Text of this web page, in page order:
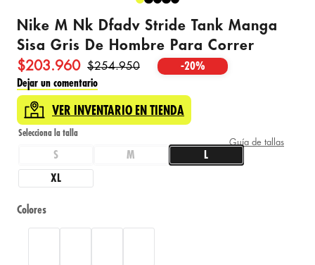
3. nike
4. guayos
5
Nike M Nk Dfadv Stride Tank Manga
Sisa Gris De Hombre Para Correr
$203.960 $254.950 -20%
Dejar un comentario
VER INVENTARIO EN TIENDA
Guía de tallas
S M L
XL
Colores